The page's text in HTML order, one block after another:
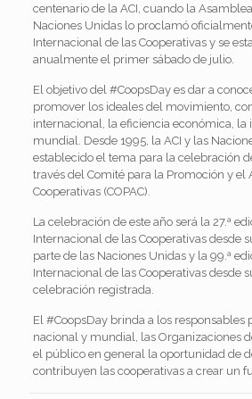
centenario de la ACI, cuando la
Naciones Unidas lo proclamó
Internacional de las Cooperativas y se
anualmente el primer sábado de julio.
El objetivo del #CoopsDay es dar a
promover los ideales del movimiento,
internacional, la eficiencia económica, la
mundial. Desde 1995, la ACI y las
establecido el tema para la celebración
través del Comité para la Promoción y el
Cooperativas (COPAC).
La celebración de este año será la 27.ª
Internacional de las Cooperativas desde
parte de las Naciones Unidas y la 99.ª
Internacional de las Cooperativas desde
celebración registrada.
El #CoopsDay brinda a los responsables
nacional y mundial, las Organizaciones
el público en general la oportunidad de
contribuyen las cooperativas a crear un